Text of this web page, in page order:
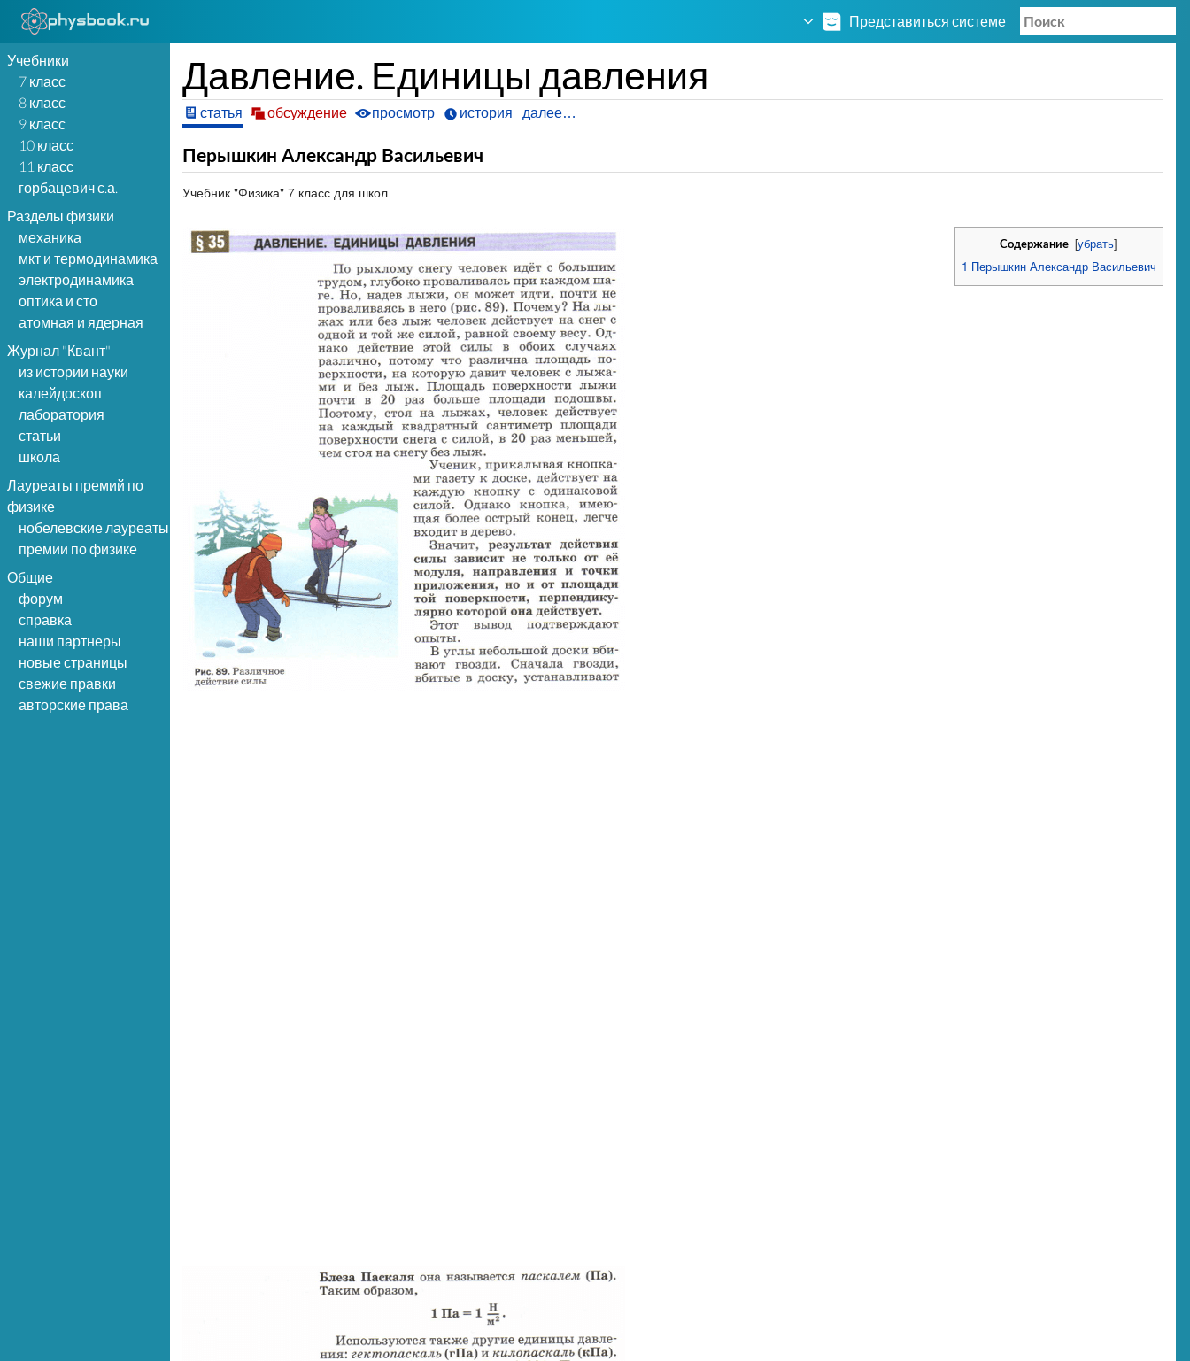
Представиться системе
Учебники
7 класс
8 класс
9 класс
10 класс
11 класс
горбацевич с.а.
Разделы физики
механика
мкт и термодинамика
электродинамика
оптика и сто
атомная и ядерная
Журнал "Квант"
из истории науки
калейдоскоп
лаборатория
статьи
школа
Лауреаты премий по
физике
нобелевские лауреаты
премии по физике
Общие
форум
справка
наши партнеры
новые страницы
свежие правки
авторские права
Давление. Единицы давления
статья обсуждение просмотр история далее…
Перышкин Александр Васильевич
Учебник "Физика" 7 класс для школ
Содержание [убрать]
1 Перышкин Александр Васильевич